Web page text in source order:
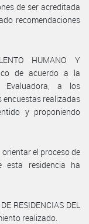
de ser acreditada
recomendaciones
HUMANO Y
de acuerdo a la
Evaluadora, a los
encuestas realizadas
y proponiendo
orientar el proceso de
residencia ha
RESIDENCIAS DEL
realizado.